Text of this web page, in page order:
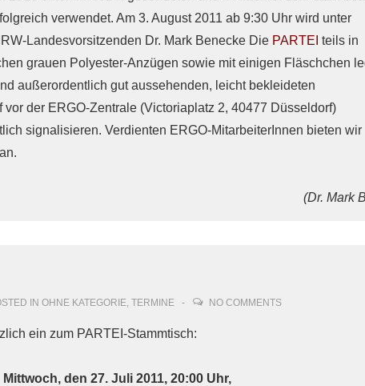
verwendet. Am 3. August 2011 ab 9:30 Uhr wird unter
Landesvorsitzenden Dr. Mark Benecke Die PARTEI teils in
grauen Polyester-Anzügen sowie mit einigen Fläschchen
außerordentlich gut aussehenden, leicht bekleideten
der ERGO-Zentrale (Victoriaplatz 2, 40477 Düsseldorf)
signalisieren. Verdienten ERGO-MitarbeiterInnen bieten wir
(Dr. Mark
IN OHNE KATEGORIE, TERMINE NO COMMENTS
ein zum PARTEI-Stammtisch:
Mittwoch, den 27. Juli 2011, 20:00 Uhr,